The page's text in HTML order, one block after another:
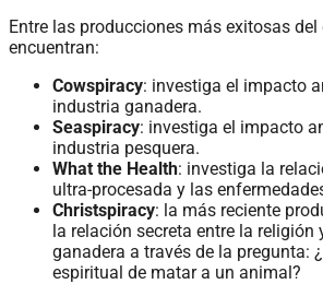
Entre las producciones más exitosas del
encuentran:
Cowspiracy: investiga el impacto
industria ganadera.
Seaspiracy: investiga el impacto
industria pesquera.
What the Health: investiga la
ultra-procesada y las
Christspiracy: la más reciente
la relación secreta entre la religión
ganadera a través de la pregunta:
espiritual de matar a un animal?